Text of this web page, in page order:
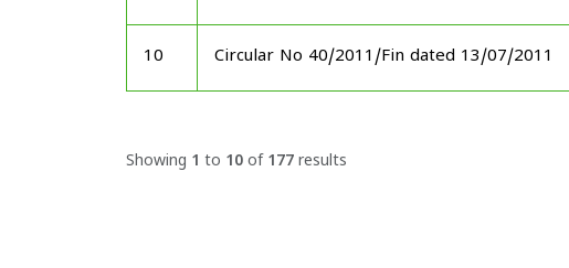
10 Circular No 40/2011/Fin dated 13/07/2011
Showing 1 to 10 of 177 results